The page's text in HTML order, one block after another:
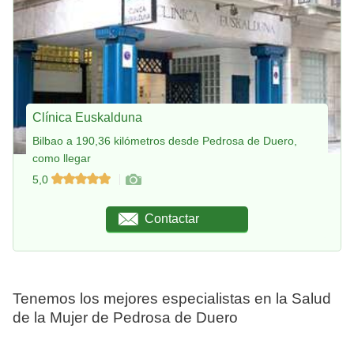
Clínica Euskalduna
Bilbao a 190,36 kilómetros desde Pedrosa de Duero,
como llegar
5,0
Contactar
Tenemos los mejores especialistas en la Salud
de la Mujer de Pedrosa de Duero